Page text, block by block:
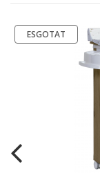
ESGOTAT